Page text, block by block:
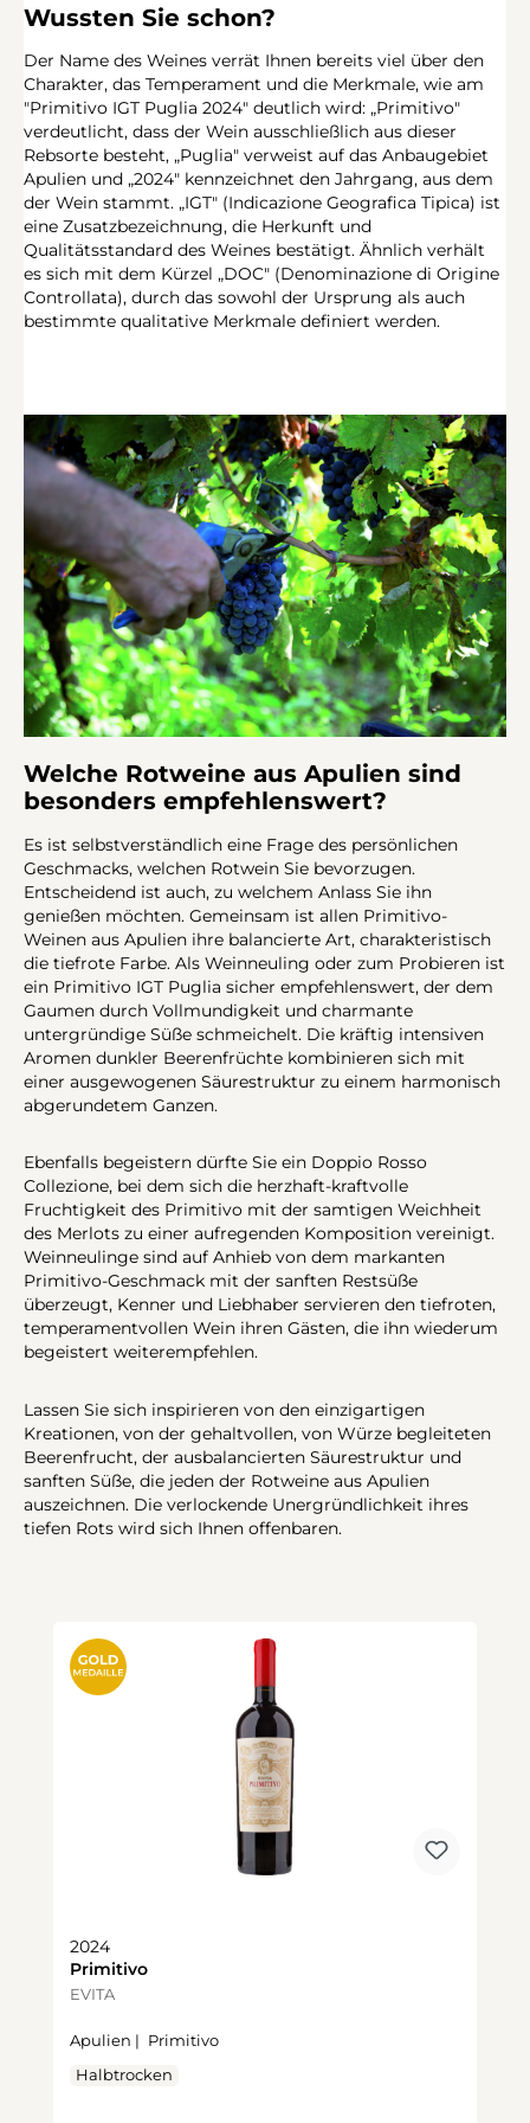
Wussten Sie schon?
Der Name des Weines verrät Ihnen bereits viel über den
Charakter, das Temperament und die Merkmale, wie am
"Primitivo IGT Puglia 2024" deutlich wird: „Primitivo"
verdeutlicht, dass der Wein ausschließlich aus dieser
Rebsorte besteht, „Puglia" verweist auf das Anbaugebiet
Apulien und „2024" kennzeichnet den Jahrgang, aus dem
der Wein stammt. „IGT" (Indicazione Geografica Tipica) ist
eine Zusatzbezeichnung, die Herkunft und
Qualitätsstandard des Weines bestätigt. Ähnlich verhält
es sich mit dem Kürzel „DOC" (Denominazione di Origine
Controllata), durch das sowohl der Ursprung als auch
bestimmte qualitative Merkmale definiert werden.
Welche Rotweine aus Apulien sind
besonders empfehlenswert?
Es ist selbstverständlich eine Frage des persönlichen
Geschmacks, welchen Rotwein Sie bevorzugen.
Entscheidend ist auch, zu welchem Anlass Sie ihn
genießen möchten. Gemeinsam ist allen Primitivo-
Weinen aus Apulien ihre balancierte Art, charakteristisch
die tiefrote Farbe. Als Weinneuling oder zum Probieren ist
ein Primitivo IGT Puglia sicher empfehlenswert, der dem
Gaumen durch Vollmundigkeit und charmante
untergründige Süße schmeichelt. Die kräftig intensiven
Aromen dunkler Beerenfrüchte kombinieren sich mit
einer ausgewogenen Säurestruktur zu einem harmonisch
abgerundetem Ganzen.
Ebenfalls begeistern dürfte Sie ein Doppio Rosso
Collezione, bei dem sich die herzhaft-kraftvolle
Fruchtigkeit des Primitivo mit der samtigen Weichheit
des Merlots zu einer aufregenden Komposition vereinigt.
Weinneulinge sind auf Anhieb von dem markanten
Primitivo-Geschmack mit der sanften Restsüße
überzeugt, Kenner und Liebhaber servieren den tiefroten,
temperamentvollen Wein ihren Gästen, die ihn wiederum
begeistert weiterempfehlen.
Lassen Sie sich inspirieren von den einzigartigen
Kreationen, von der gehaltvollen, von Würze begleiteten
Beerenfrucht, der ausbalancierten Säurestruktur und
sanften Süße, die jeden der Rotweine aus Apulien
auszeichnen. Die verlockende Unergründlichkeit ihres
tiefen Rots wird sich Ihnen offenbaren.
2024
Primitivo
EVITA
Apulien | Primitivo
Halbtrocken